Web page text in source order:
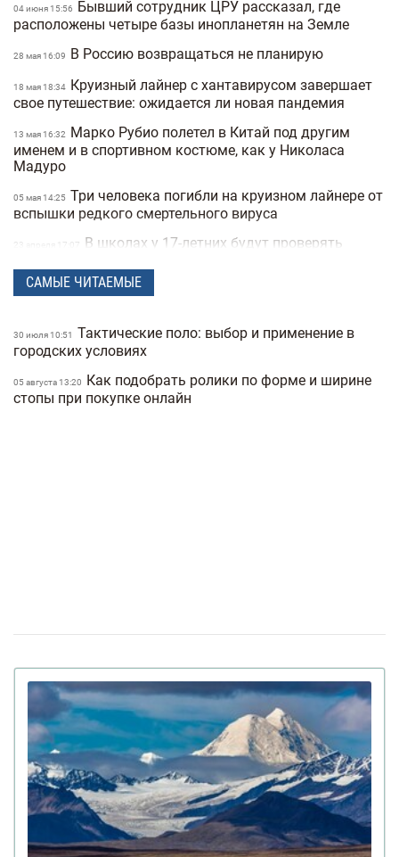
04 июня 15:56
Бывший сотрудник ЦРУ рассказал, где
расположены четыре базы инопланетян на Земле
28 мая 16:09 В Россию возвращаться не планирую
18 мая 18:34 Круизный лайнер с хантавирусом завершает
свое путешествие: ожидается ли новая пандемия
13 мая 16:32
Марко Рубио полетел в Китай под другим
именем и в спортивном костюме, как у Николаса
Мадуро
05 мая 14:25 Три человека погибли на круизном лайнере от
вспышки редкого смертельного вируса
23 апреля 17:07
В школах у 17-летних будут проверять
Полиция Мексики несколько дней не могла
21 апреля 16:19 "Не спасайте меня, помогите папе" —
прокуратура показала видео с полицейских
видеорегистраторов во время теракта в Киеве
15 апреля 17:53 В Санкт-Петербурге якобы задержали
задекларировал работник Бучанского ТЦК
27 марта 17:08 Боролась за право уйти из жизни: в Испании
25-летней девушке провели эвтаназию из-за
депрессии
23 марта 10:14 Мир на грани голода из-за войны в Иране:
коллапс на рынке удобрений
20 марта 17:42 Украинские офицеры шокированы тактикой
союзников США на Ближнем Востоке: детали
Третья мировая уже началась: ее ключевые
признаки приводит почетный профессор
САМЫЕ ЧИТАЕМЫЕ
30 июля 10:51
Тактические поло: выбор и применение в
городских условиях
05 августа 13:20
Как подобрать ролики по форме и ширине
стопы при покупке онлайн